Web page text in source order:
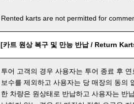
Rented karts are not permitted for
[카트 원상 복구 및 만능 반납 / Return
투어 고객의 경우 사용자는 투어 종료 후
보수를 제외하고 사용자는 당 매장의 동의
한 차량은 원상태로 반납하고 사용자는 반